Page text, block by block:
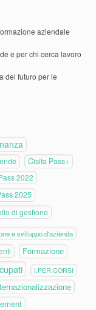
aziendale
e per chi cerca lavoro
del futuro per le
Cisita Pass+
2022
2025
di gestione
e sviluppo d'azienda
Formazione
I.PER.CORSI